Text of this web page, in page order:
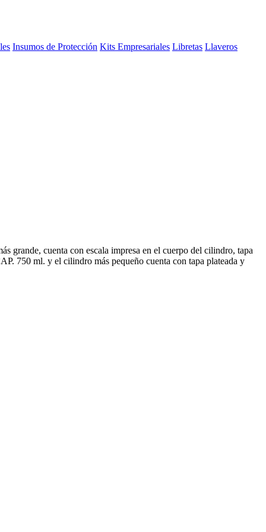
Insumos de Protección Kits Empresariales Libretas Llaveros
grande, cuenta con escala impresa en el cuerpo del cilindro, tapa
750 ml. y el cilindro más pequeño cuenta con tapa plateada y